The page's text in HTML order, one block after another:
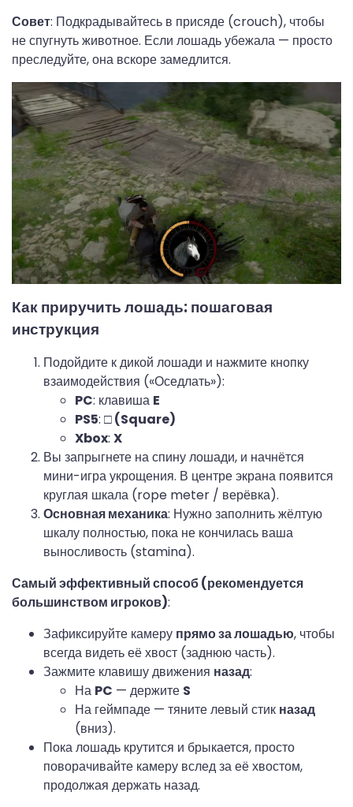
Совет: Подкрадывайтесь в присяде (crouch), чтобы
не спугнуть животное. Если лошадь убежала — просто
преследуйте, она вскоре замедлится.
Как приручить лошадь: пошаговая
инструкция
Подойдите к дикой лошади и нажмите кнопку
взаимодействия («Оседлать»):
PC: клавиша E
PS5: □ (Square)
Xbox: X
Вы запрыгнете на спину лошади, и начнётся
мини-игра укрощения. В центре экрана появится
круглая шкала (rope meter / верёвка).
Основная механика: Нужно заполнить жёлтую
шкалу полностью, пока не кончилась ваша
выносливость (stamina).
Самый эффективный способ (рекомендуется
большинством игроков):
Зафиксируйте камеру прямо за лошадью, чтобы
всегда видеть её хвост (заднюю часть).
Зажмите клавишу движения назад:
На PC — держите S
На геймпаде — тяните левый стик назад
(вниз).
Пока лошадь крутится и брыкается, просто
поворачивайте камеру вслед за её хвостом,
продолжая держать назад.